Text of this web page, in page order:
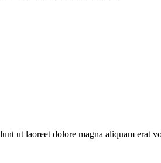
ut laoreet dolore magna aliquam erat